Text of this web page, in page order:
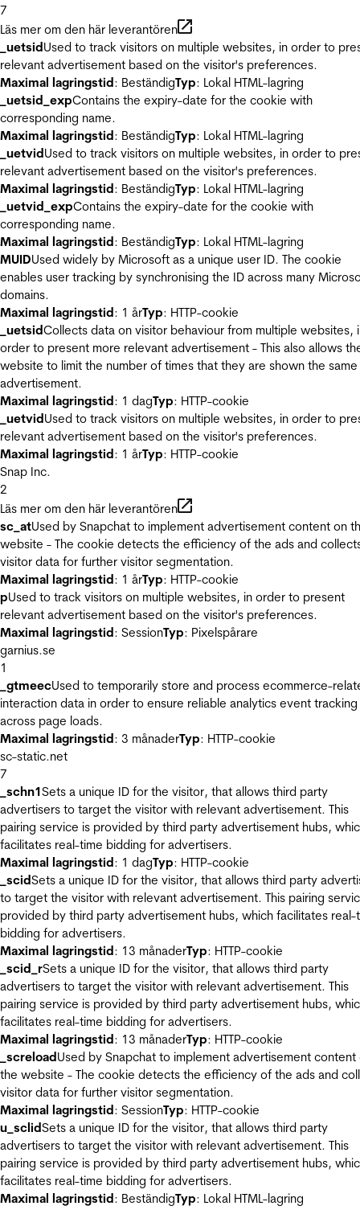
7
Läs mer om den här leverantören
_uetsidUsed to track visitors on multiple websites, in order to
relevant advertisement based on the visitor's preferences.
Maximal lagringstid: BeständigTyp: Lokal HTML-lagring
_uetsid_expContains the expiry-date for the cookie with
corresponding name.
Maximal lagringstid: BeständigTyp: Lokal HTML-lagring
_uetvidUsed to track visitors on multiple websites, in order to
relevant advertisement based on the visitor's preferences.
Maximal lagringstid: BeständigTyp: Lokal HTML-lagring
_uetvid_expContains the expiry-date for the cookie with
corresponding name.
Maximal lagringstid: BeständigTyp: Lokal HTML-lagring
MUIDUsed widely by Microsoft as a unique user ID. The cookie
enables user tracking by synchronising the ID across many
domains.
Maximal lagringstid: 1 årTyp: HTTP-cookie
_uetsidCollects data on visitor behaviour from multiple websites,
order to present more relevant advertisement - This also allows
website to limit the number of times that they are shown the same
advertisement.
Maximal lagringstid: 1 dagTyp: HTTP-cookie
_uetvidUsed to track visitors on multiple websites, in order to
relevant advertisement based on the visitor's preferences.
Maximal lagringstid: 1 årTyp: HTTP-cookie
Snap Inc.
2
Läs mer om den här leverantören
sc_atUsed by Snapchat to implement advertisement content on
website - The cookie detects the efficiency of the ads and
visitor data for further visitor segmentation.
Maximal lagringstid: 1 årTyp: HTTP-cookie
pUsed to track visitors on multiple websites, in order to present
relevant advertisement based on the visitor's preferences.
Maximal lagringstid: SessionTyp: Pixelspårare
garnius.se
1
_gtmeecUsed to temporarily store and process ecommerce-
interaction data in order to ensure reliable analytics event tracking
across page loads.
Maximal lagringstid: 3 månaderTyp: HTTP-cookie
sc-static.net
7
_schn1Sets a unique ID for the visitor, that allows third party
advertisers to target the visitor with relevant advertisement. This
pairing service is provided by third party advertisement hubs,
facilitates real-time bidding for advertisers.
Maximal lagringstid: 1 dagTyp: HTTP-cookie
_scidSets a unique ID for the visitor, that allows third party
to target the visitor with relevant advertisement. This pairing
provided by third party advertisement hubs, which facilitates real-
bidding for advertisers.
Maximal lagringstid: 13 månaderTyp: HTTP-cookie
_scid_rSets a unique ID for the visitor, that allows third party
advertisers to target the visitor with relevant advertisement. This
pairing service is provided by third party advertisement hubs,
facilitates real-time bidding for advertisers.
Maximal lagringstid: 13 månaderTyp: HTTP-cookie
_screloadUsed by Snapchat to implement advertisement content
the website - The cookie detects the efficiency of the ads and
visitor data for further visitor segmentation.
Maximal lagringstid: SessionTyp: HTTP-cookie
u_sclidSets a unique ID for the visitor, that allows third party
advertisers to target the visitor with relevant advertisement. This
pairing service is provided by third party advertisement hubs,
facilitates real-time bidding for advertisers.
Maximal lagringstid: BeständigTyp: Lokal HTML-lagring